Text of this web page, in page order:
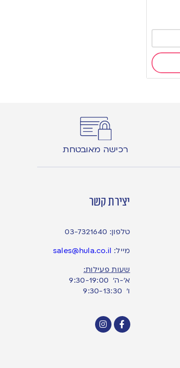
רכישה מאובטחת
יצירת קשר
טלפון: 03-7321640
מייל: sales@hula.co.il
שעות פעילות:
א’-ה’ 9:30-19:00
ו׳ 9:30-13:30